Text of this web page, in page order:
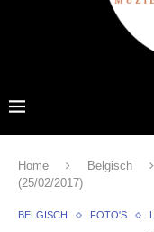
Home Belgisch
(25/02/2017)
BELGISCH FOTO'S